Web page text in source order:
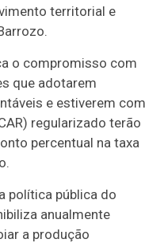
territorial e
o compromisso com
que adotarem
e estiverem com
regularizado terão
percentual na taxa
política pública do
anualmente
a produção